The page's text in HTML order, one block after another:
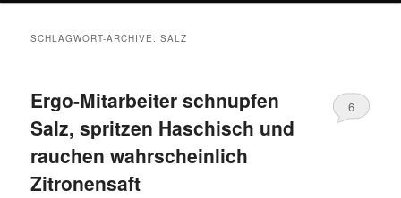
SCHLAGWORT-ARCHIVE:SALZ
Ergo-Mitarbeiter schnupfen
Salz, spritzen Haschisch und
rauchen wahrscheinlich
Zitronensaft
6